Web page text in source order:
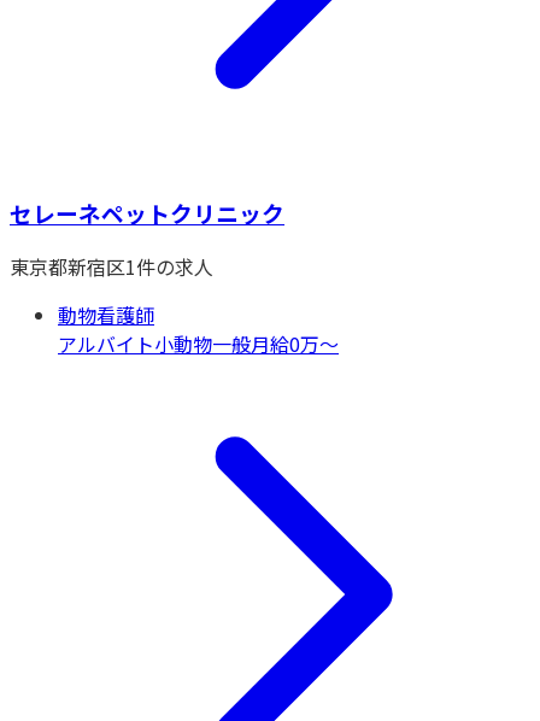
セレーネペットクリニック
東京都新宿区1件の求人
動物看護師
アルバイト小動物一般月給0万〜